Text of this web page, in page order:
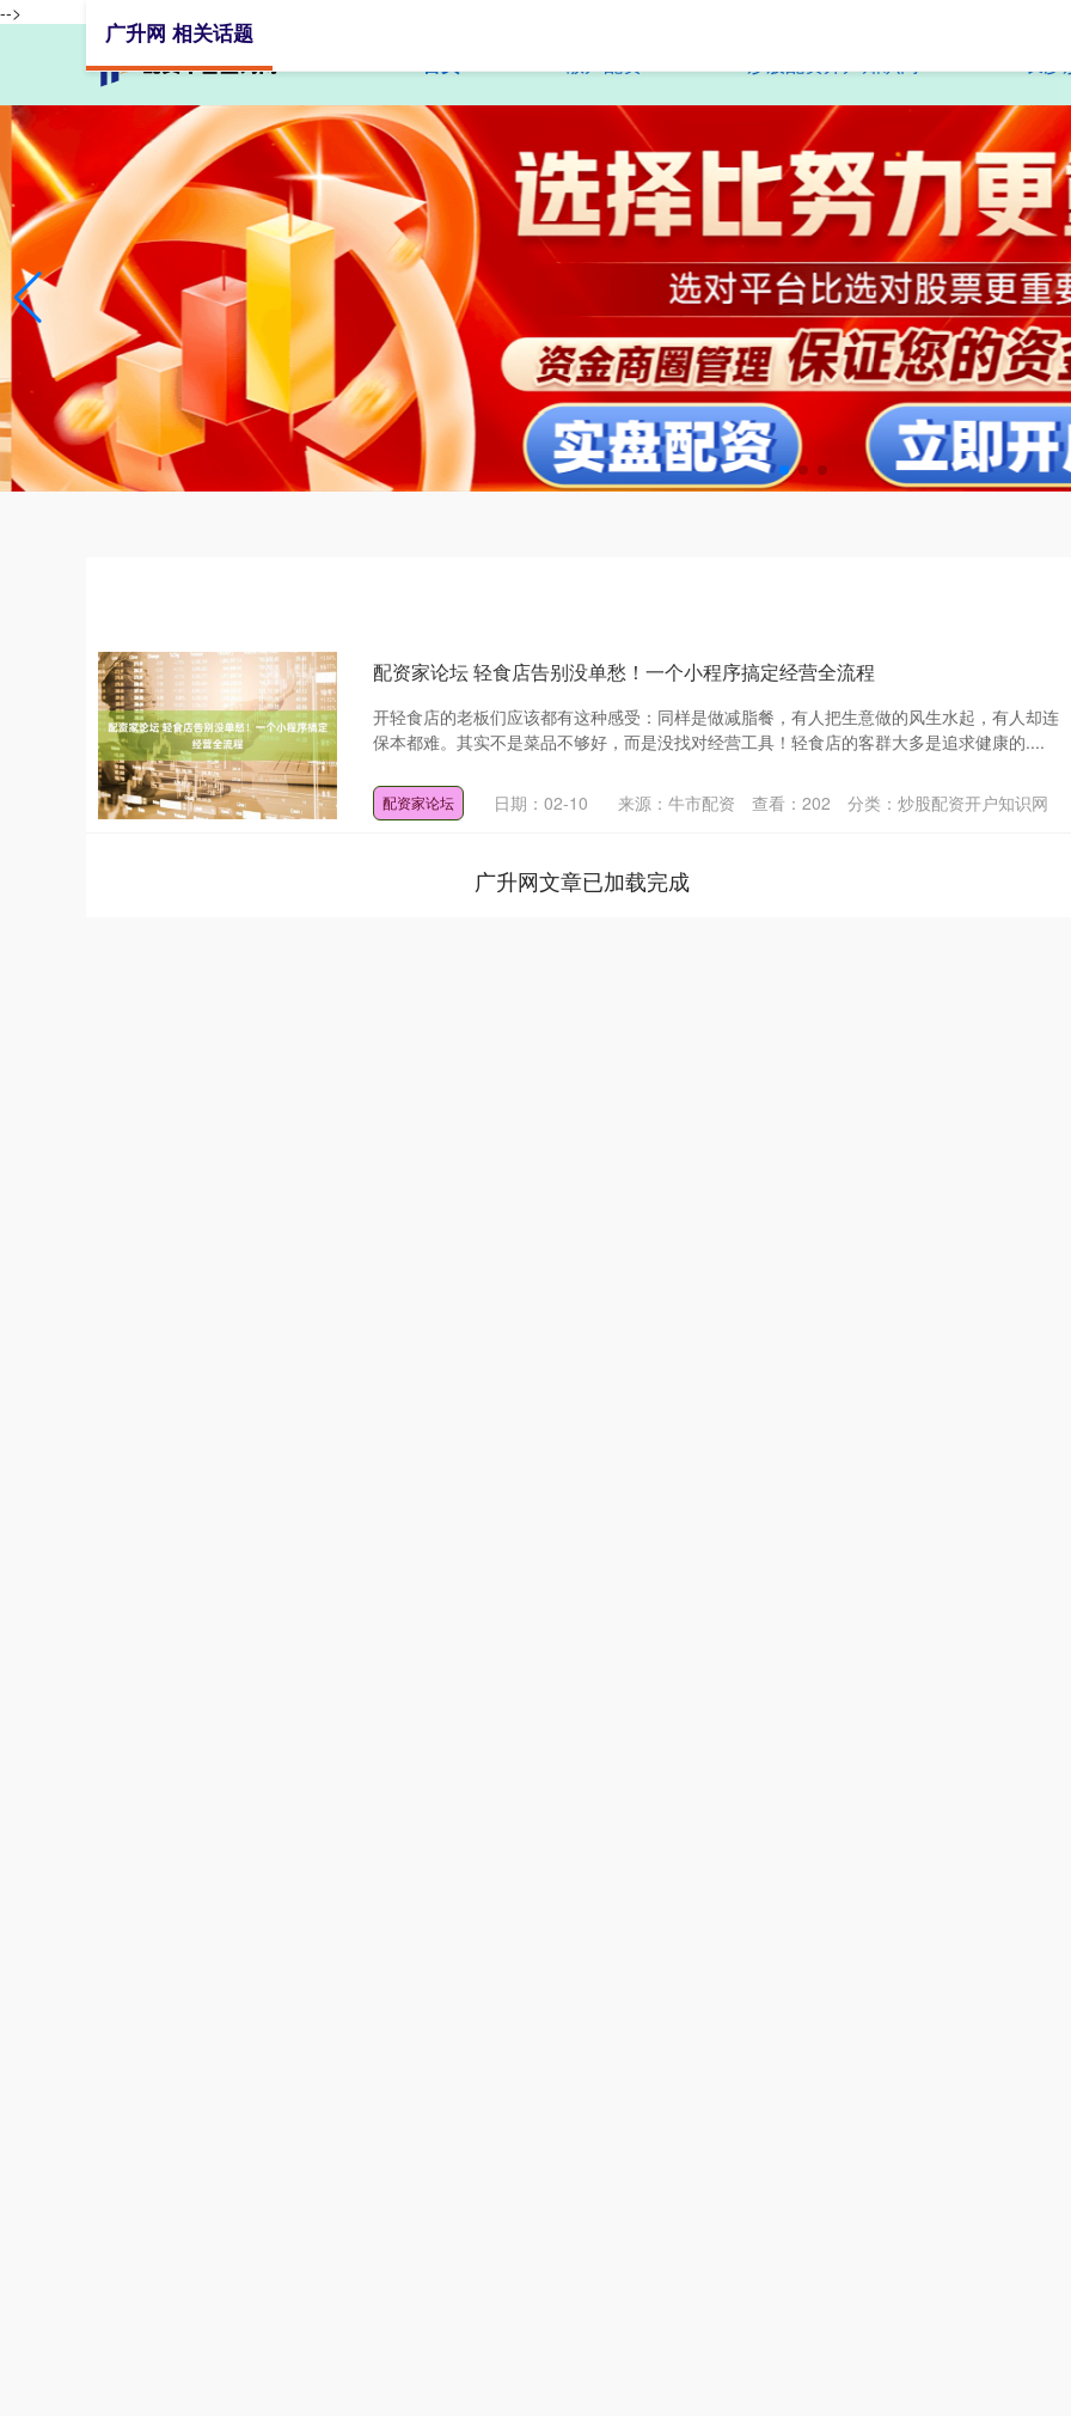
-->
广升网 相关话题
配资家论坛 轻食店告别没单愁！一个小程序搞定经营全流程
开轻食店的老板们应该都有这种感受：同样是做减脂餐，有人把生意做的风生水起，有人却连
保本都难。其实不是菜品不够好，而是没找对经营工具！轻食店的客群大多是追求健康的....
配资家论坛 日期：02-10 来源：牛市配资 查看：202 分类：炒股配资开户知识网
广升网文章已加载完成